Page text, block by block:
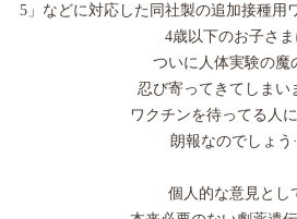
5」などに対応した同社製の追加接種用
4歳以下のお子さま
ついに人体実験の魔
忍び寄ってきてしまい
ワクチンを待ってる人
朗報なのでしょう
個人的な意見とし